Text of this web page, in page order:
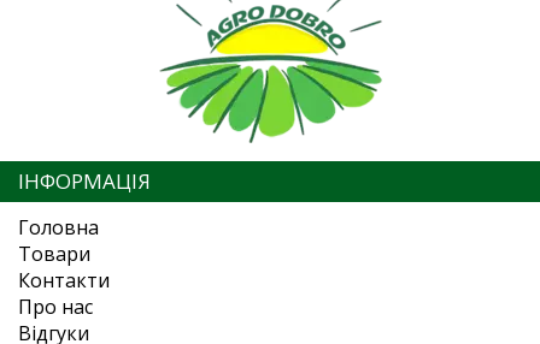
ІНФОРМАЦІЯ
Головна
Товари
Контакти
Про нас
Відгуки